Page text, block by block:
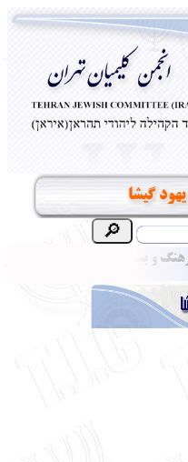
گیشا
و بینش یهود
کتاب